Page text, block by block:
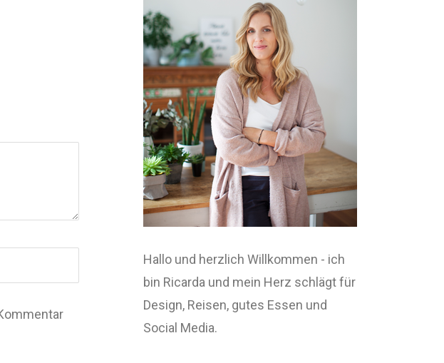
Hallo und herzlich Willkommen - ich
bin Ricarda und mein Herz schlägt für
Design, Reisen, gutes Essen und
Social Media.